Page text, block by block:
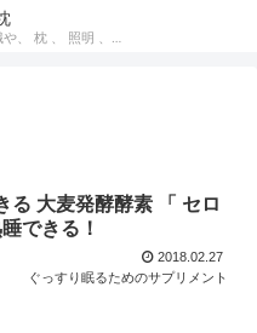
快眠 安眠 するための知識や、 枕 、 照明 、 アロマ など、おすすめの グッズ などを紹介。 安心感を得る、リラックスして眠れるための 抱き枕 の紹介です。 妊婦さんや赤ちゃん、腰痛がある人におすすめ。
る 大麦発酵酵素 「 セロ
できる！
2018.02.27
ぐっすり眠るためのサプリメント